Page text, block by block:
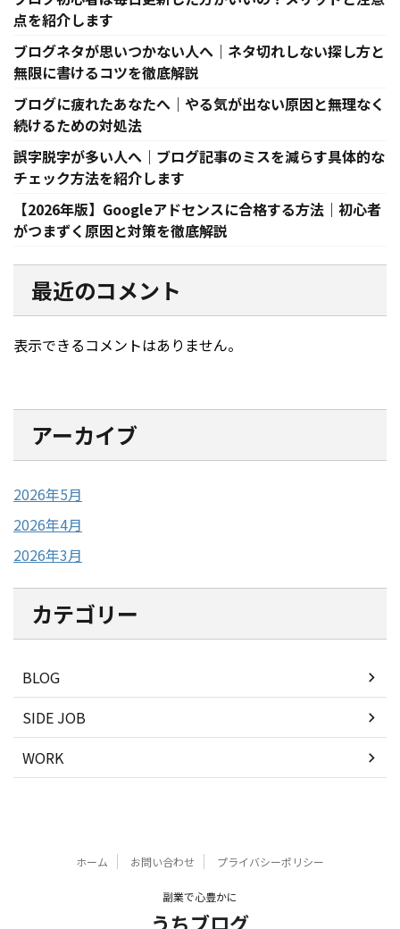
点を紹介します
ブログネタが思いつかない人へ｜ネタ切れしない探し方と
無限に書けるコツを徹底解説
ブログに疲れたあなたへ｜やる気が出ない原因と無理なく
続けるための対処法
誤字脱字が多い人へ｜ブログ記事のミスを減らす具体的な
チェック方法を紹介します
【2026年版】Googleアドセンスに合格する方法｜初心者
がつまずく原因と対策を徹底解説
最近のコメント
表示できるコメントはありません。
アーカイブ
2026年5月
2026年4月
2026年3月
カテゴリー
BLOG
SIDE JOB
WORK
ホーム お問い合わせ プライバシーポリシー
副業で心豊かに
うちブログ